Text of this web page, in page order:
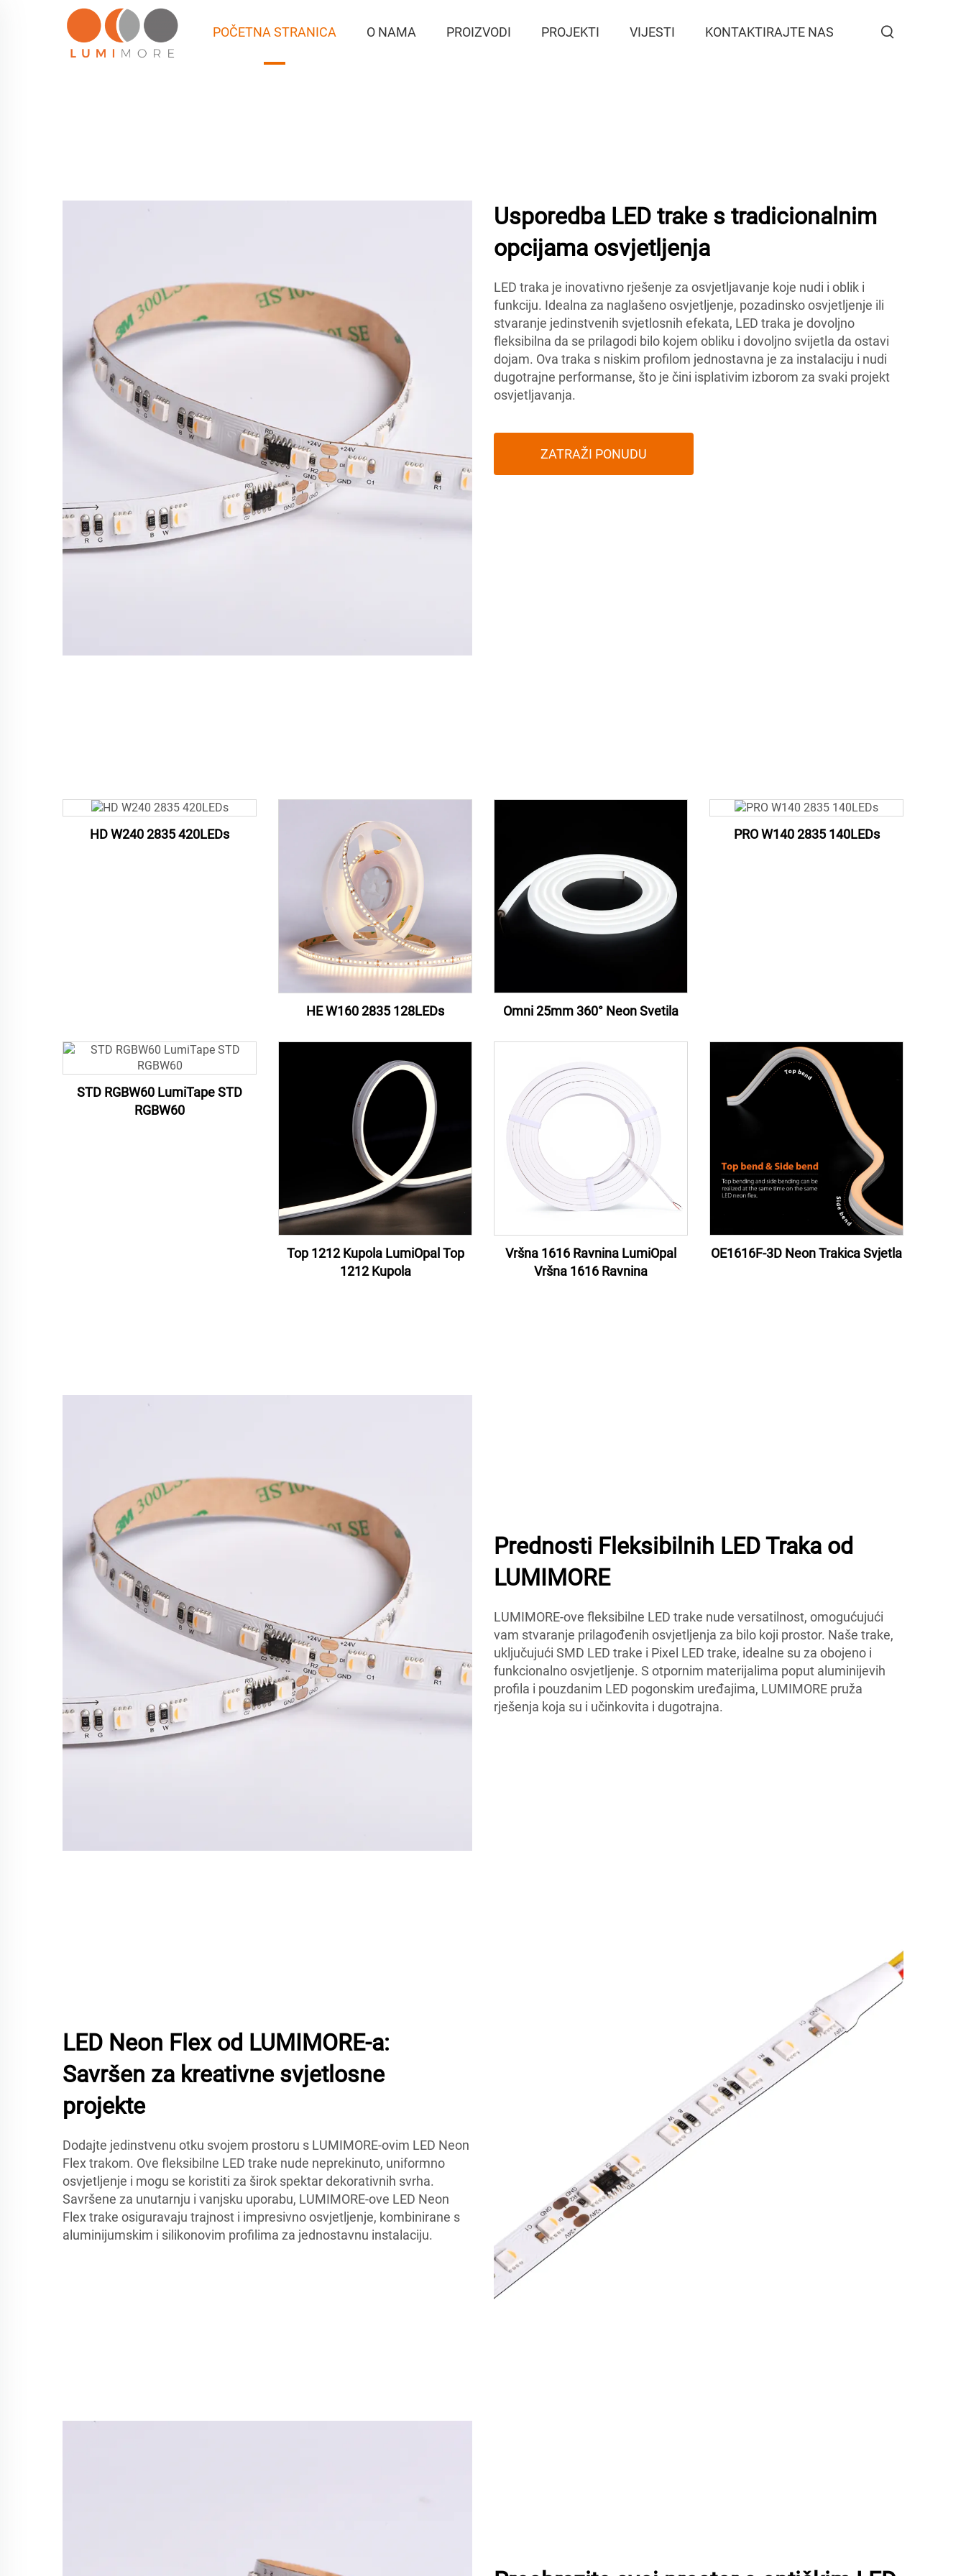
POČETNA STRANICA O NAMA PROIZVODI PROJEKTI VIJESTI KONTAKTIRAJTE NAS
Usporedba LED trake s tradicionalnim
opcijama osvjetljenja
LED traka je inovativno rješenje za osvjetljavanje koje nudi i oblik i
funkciju. Idealna za naglašeno osvjetljenje, pozadinsko osvjetljenje ili
stvaranje jedinstvenih svjetlosnih efekata, LED traka je dovoljno
fleksibilna da se prilagodi bilo kojem obliku i dovoljno svijetla da ostavi
dojam. Ova traka s niskim profilom jednostavna je za instalaciju i nudi
dugotrajne performanse, što je čini isplativim izborom za svaki projekt
osvjetljavanja.
ZATRAŽI PONUDU
HD W240 2835 420LEDs
HE W160 2835 128LEDs Omni 25mm 360° Neon Svetila
PRO W140 2835 140LEDs
STD RGBW60 LumiTape STD
RGBW60
Top 1212 Kupola LumiOpal Top
1212 Kupola
Vršna 1616 Ravnina LumiOpal
Vršna 1616 Ravnina
OE1616F-3D Neon Trakica Svjetla
Prednosti Fleksibilnih LED Traka od
LUMIMORE
LUMIMORE-ove fleksibilne LED trake nude versatilnost, omogućujući
vam stvaranje prilagođenih osvjetljenja za bilo koji prostor. Naše trake,
uključujući SMD LED trake i Pixel LED trake, idealne su za obojeno i
funkcionalno osvjetljenje. S otpornim materijalima poput aluminijevih
profila i pouzdanim LED pogonskim uređajima, LUMIMORE pruža
rješenja koja su i učinkovita i dugotrajna.
LED Neon Flex od LUMIMORE-a:
Savršen za kreativne svjetlosne
projekte
Dodajte jedinstvenu otku svojem prostoru s LUMIMORE-ovim LED Neon
Flex trakom. Ove fleksibilne LED trake nude neprekinuto, uniformno
osvjetljenje i mogu se koristiti za širok spektar dekorativnih svrha.
Savršene za unutarnju i vanjsku uporabu, LUMIMORE-ove LED Neon
Flex trake osiguravaju trajnost i impresivno osvjetljenje, kombinirane s
aluminijumskim i silikonovim profilima za jednostavnu instalaciju.